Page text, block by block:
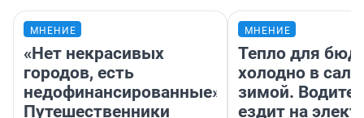
МНЕНИЕ
«Нет некрасивых
городов, есть
недофинансированные».
Путешественники
МНЕНИЕ
Тепло для
холодно в
зимой.
ездит на